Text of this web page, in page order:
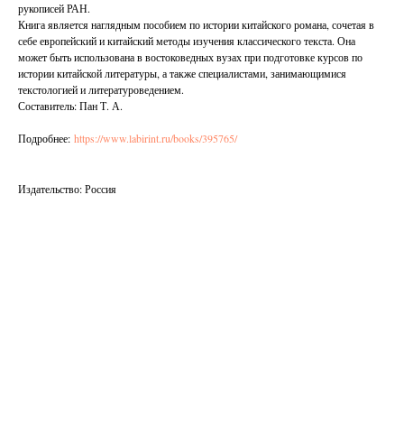
рукописей РАН.
Книга является наглядным пособием по истории китайского романа, сочетая в
себе европейский и китайский методы изучения классического текста. Она
может быть использована в востоковедных вузах при подготовке курсов по
истории китайской литературы, а также специалистами, занимающимися
текстологией и литературоведением.
Составитель: Пан Т. А.
Подробнее: https://www.labirint.ru/books/395765/
Издательство: Россия